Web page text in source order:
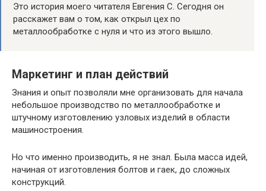
Это история моего читателя Евгения С. Сегодня он
расскажет вам о том, как открыл цех по
металлообработке с нуля и что из этого вышло.
Маркетинг и план действий
Знания и опыт позволяли мне организовать для начала
небольшое производство по металлообработке и
штучному изготовлению узловых изделий в области
машиностроения.
Но что именно производить, я не знал. Была масса идей,
начиная от изготовления болтов и гаек, до сложных
конструкций.